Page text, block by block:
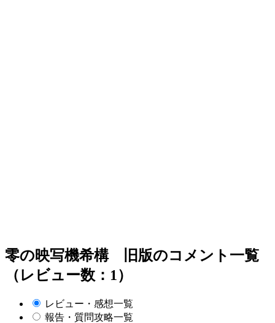
零の映写機希構 旧版のコメント一覧
（レビュー数：1）
レビュー・感想一覧
報告・質問攻略一覧